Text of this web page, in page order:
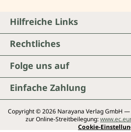
Folge uns auf
Einfache Zahlung
Hilfreiche Links
Rechtliches
Copyright © 2026 Narayana Verlag GmbH
zur Online-Streitbeilegung:
Cookie-